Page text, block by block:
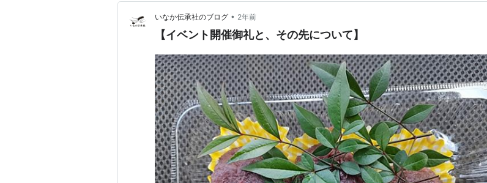
いなか伝承社のブログ • 2年前
【イベント開催御礼と、その先について】